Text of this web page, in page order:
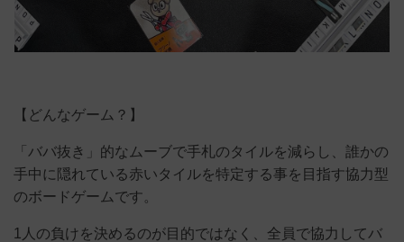
【どんなゲーム？】
「ババ抜き」的なムーブで手札のタイルを減らし、誰かの
手中に隠れている赤いタイルを特定する事を目指す協力型
のボードゲームです。
1人の負けを決めるのが目的ではなく、全員で協力してバ